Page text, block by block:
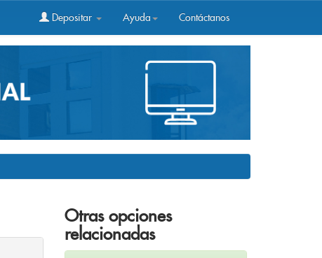
Depositar Ayuda Contáctanos
Otras opciones
relacionadas